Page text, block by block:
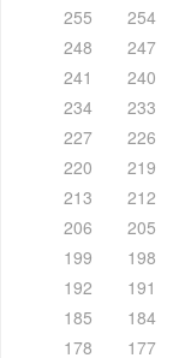
255
254
248
247
241
240
234
233
227
226
220
219
213
212
206
205
199
198
192
191
185
184
178
177